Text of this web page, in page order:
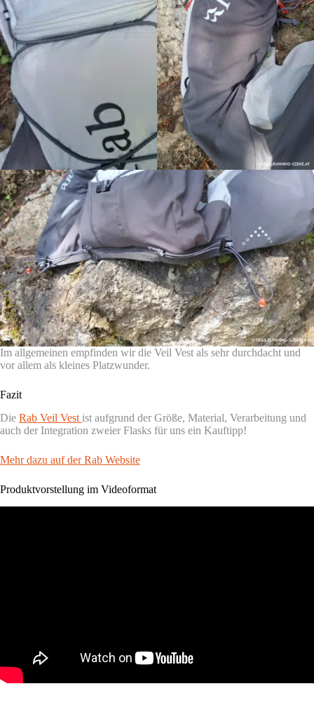
Im allgemeinen empfinden wir die Veil Vest als sehr durchdacht und
vor allem als kleines Platzwunder.
Fazit
Die Rab Veil Vest ist aufgrund der Größe, Material, Verarbeitung und
auch der Integration zweier Flasks für uns ein Kauftipp!
Mehr dazu auf der Rab Website
Produktvorstellung im Videoformat